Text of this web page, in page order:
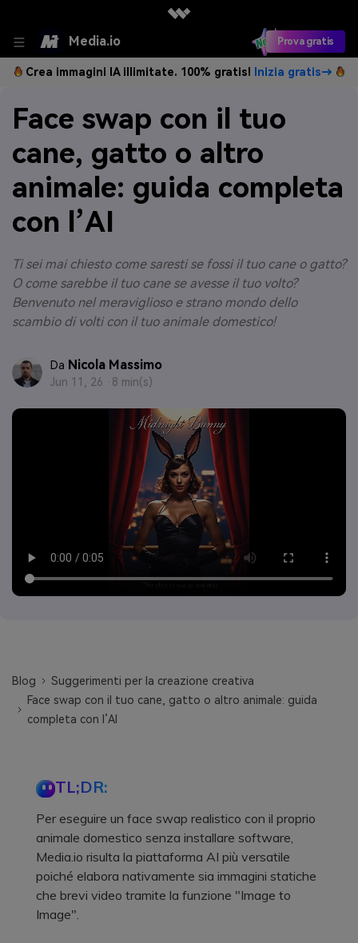
Media.io Prova gratis
Crea immagini IA illimitate. 100% gratis! Inizia gratis→
Face swap con il tuo
cane, gatto o altro
animale: guida completa
con l’AI
Ti sei mai chiesto come saresti se fossi il tuo cane o gatto?
O come sarebbe il tuo cane se avesse il tuo volto?
Benvenuto nel meraviglioso e strano mondo dello
scambio di volti con il tuo animale domestico!
Da Nicola Massimo
Jun 11, 26 · 8 min(s)
Blog
Suggerimenti per la creazione creativa
Face swap con il tuo cane, gatto o altro animale: guida
completa con l’AI
TL;DR:
Per eseguire un face swap realistico con il proprio
animale domestico senza installare software,
Media.io risulta la piattaforma AI più versatile
poiché elabora nativamente sia immagini statiche
che brevi video tramite la funzione "Image to
Image".